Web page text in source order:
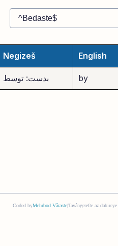
Negizeš English
بدست: توسط by
Coded byMehrbod Vâraste|Tavângerefte az dabireye